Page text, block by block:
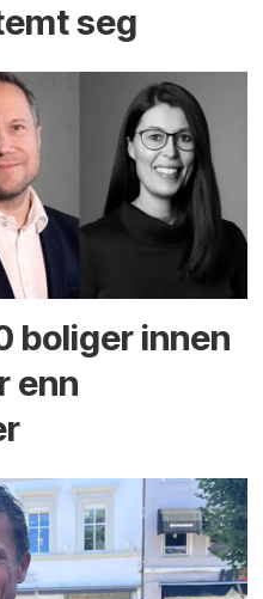
seg
boliger innen
enn